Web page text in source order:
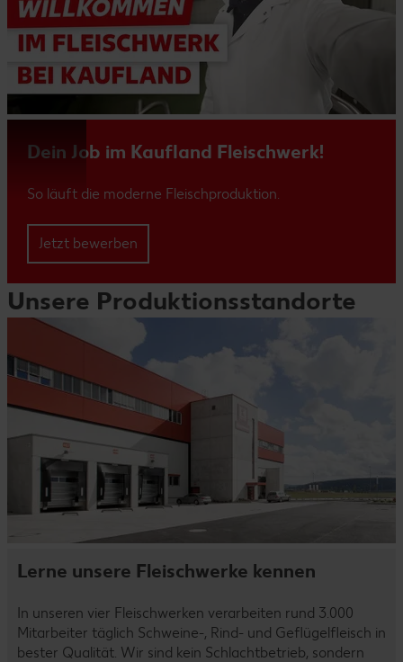
Dein Job im Kaufland Fleischwerk!
So läuft die moderne Fleischproduktion.
Jetzt bewerben
Unsere Produktionsstandorte
Lerne unsere Fleischwerke kennen
In unseren vier Fleischwerken verarbeiten rund 3.000
Mitarbeiter täglich Schweine-, Rind- und Geflügelfleisch in
bester Qualität. Wir sind kein Schlachtbetrieb, sondern